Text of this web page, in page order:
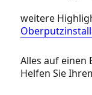
weitere
Alles auf einen
Helfen Sie